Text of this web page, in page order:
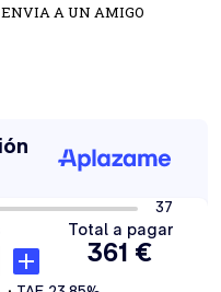
ENVIA A UN AMIGO